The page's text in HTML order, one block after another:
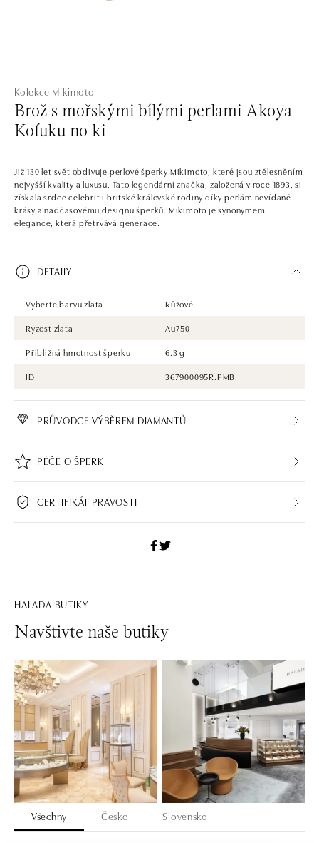
Kolekce Mikimoto
Brož s mořskými bílými perlami Akoya
Kofuku no ki
Již 130 let svět obdivuje perlové šperky Mikimoto, které jsou ztělesněním
nejvyšší kvality a luxusu. Tato legendární značka, založená v roce 1893, si
získala srdce celebrit i britské královské rodiny díky perlám nevídané
krásy a nadčasovému designu šperků. Mikimoto je synonymem
elegance, která přetrvává generace.
DETAILY
Vyberte barvu zlata
Růžové
Ryzost zlata
Au750
Přibližná hmotnost šperku
6.3 g
ID
367900095R.PMB
PRŮVODCE VÝBĚREM DIAMANTŮ
PÉČE O ŠPERK
CERTIFIKÁT PRAVOSTI
HALADA BUTIKY
Navštivte naše butiky
Všechny Česko Slovensko